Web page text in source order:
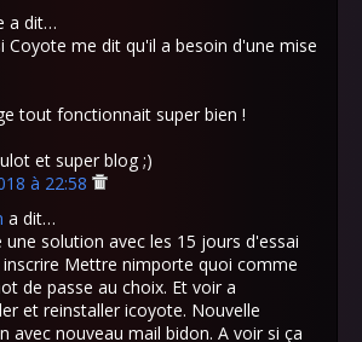
a dit…
Coyote me dit qu'il a besoin d'une mise
tout fonctionnait super bien !
et super blog ;)
à 22:58
a dit…
une solution avec les 15 jours d'essai
inscrire Mettre nimporte quoi comme
de passe au choix. Et voir a
et reinstaller icoyote. Nouvelle
avec nouveau mail bidon. A voir si ça